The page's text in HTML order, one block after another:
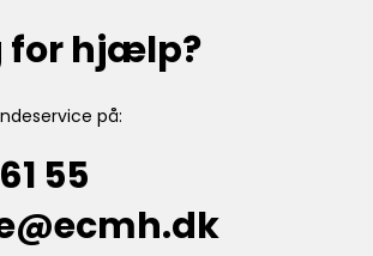
for hjælp?
på:
55